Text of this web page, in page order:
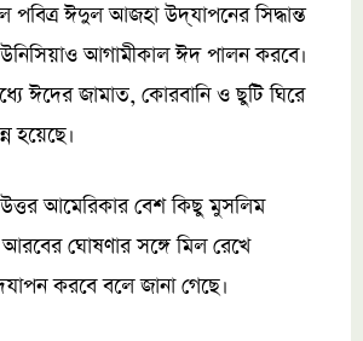
পবিত্র ঈদুল আজহা উদ্‌যাপনের সিদ্ধান্ত
আগামীকাল ঈদ পালন করবে।
ঈদের জামাত, কোরবানি ও ছুটি ঘিরে
হয়েছে।
আমেরিকার বেশ কিছু মুসলিম
ঘোষণার সঙ্গে মিল রেখে
করবে বলে জানা গেছে।